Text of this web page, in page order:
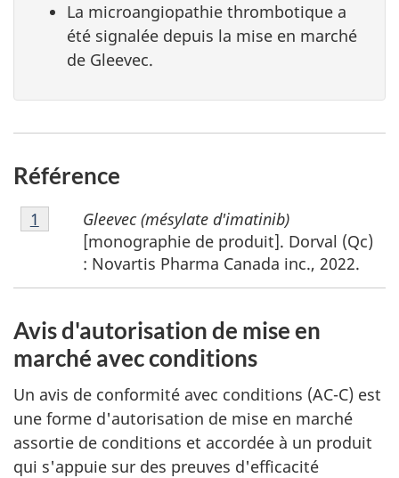
La microangiopathie thrombotique a
été signalée depuis la mise en marché
de Gleevec.
Référence
Note
de
1
Gleevec (mésylate d'imatinib)
[monographie de produit]. Dorval (Qc)
: Novartis Pharma Canada inc., 2022.
Retour à la référence de la note de bas de page
1
Avis d'autorisation de mise en
marché avec conditions
Un avis de conformité avec conditions (AC-C) est
une forme d'autorisation de mise en marché
assortie de conditions et accordée à un produit
qui s'appuie sur des preuves d'efficacité